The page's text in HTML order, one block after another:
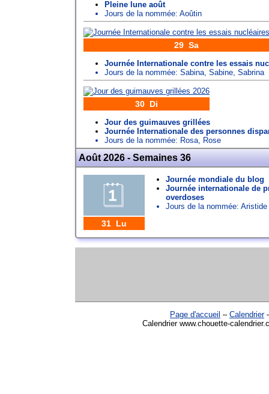
Pleine lune août
Jours de la nommée: Aoûtin
29 Sa
Journée Internationale contre les essais
Jours de la nommée: Sabina, Sabine, Sabrina
30 Di
Jour des guimauves grillées
Journée Internationale des personnes
Jours de la nommée: Rosa, Rose
Août 2026 - Semaines 36
31 Lu
Journée mondiale du blog
Journée internationale de
overdoses
Jours de la nommée: Aristide
Page d'accueil – Calendrier
Calendrier www.chouette-